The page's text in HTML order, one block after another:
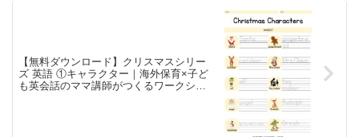
【無料ダウンロード】クリスマスシリー
ズ 英語 ①キャラクター｜海外保育×子ど
も英会話のママ講師がつくるワークシー